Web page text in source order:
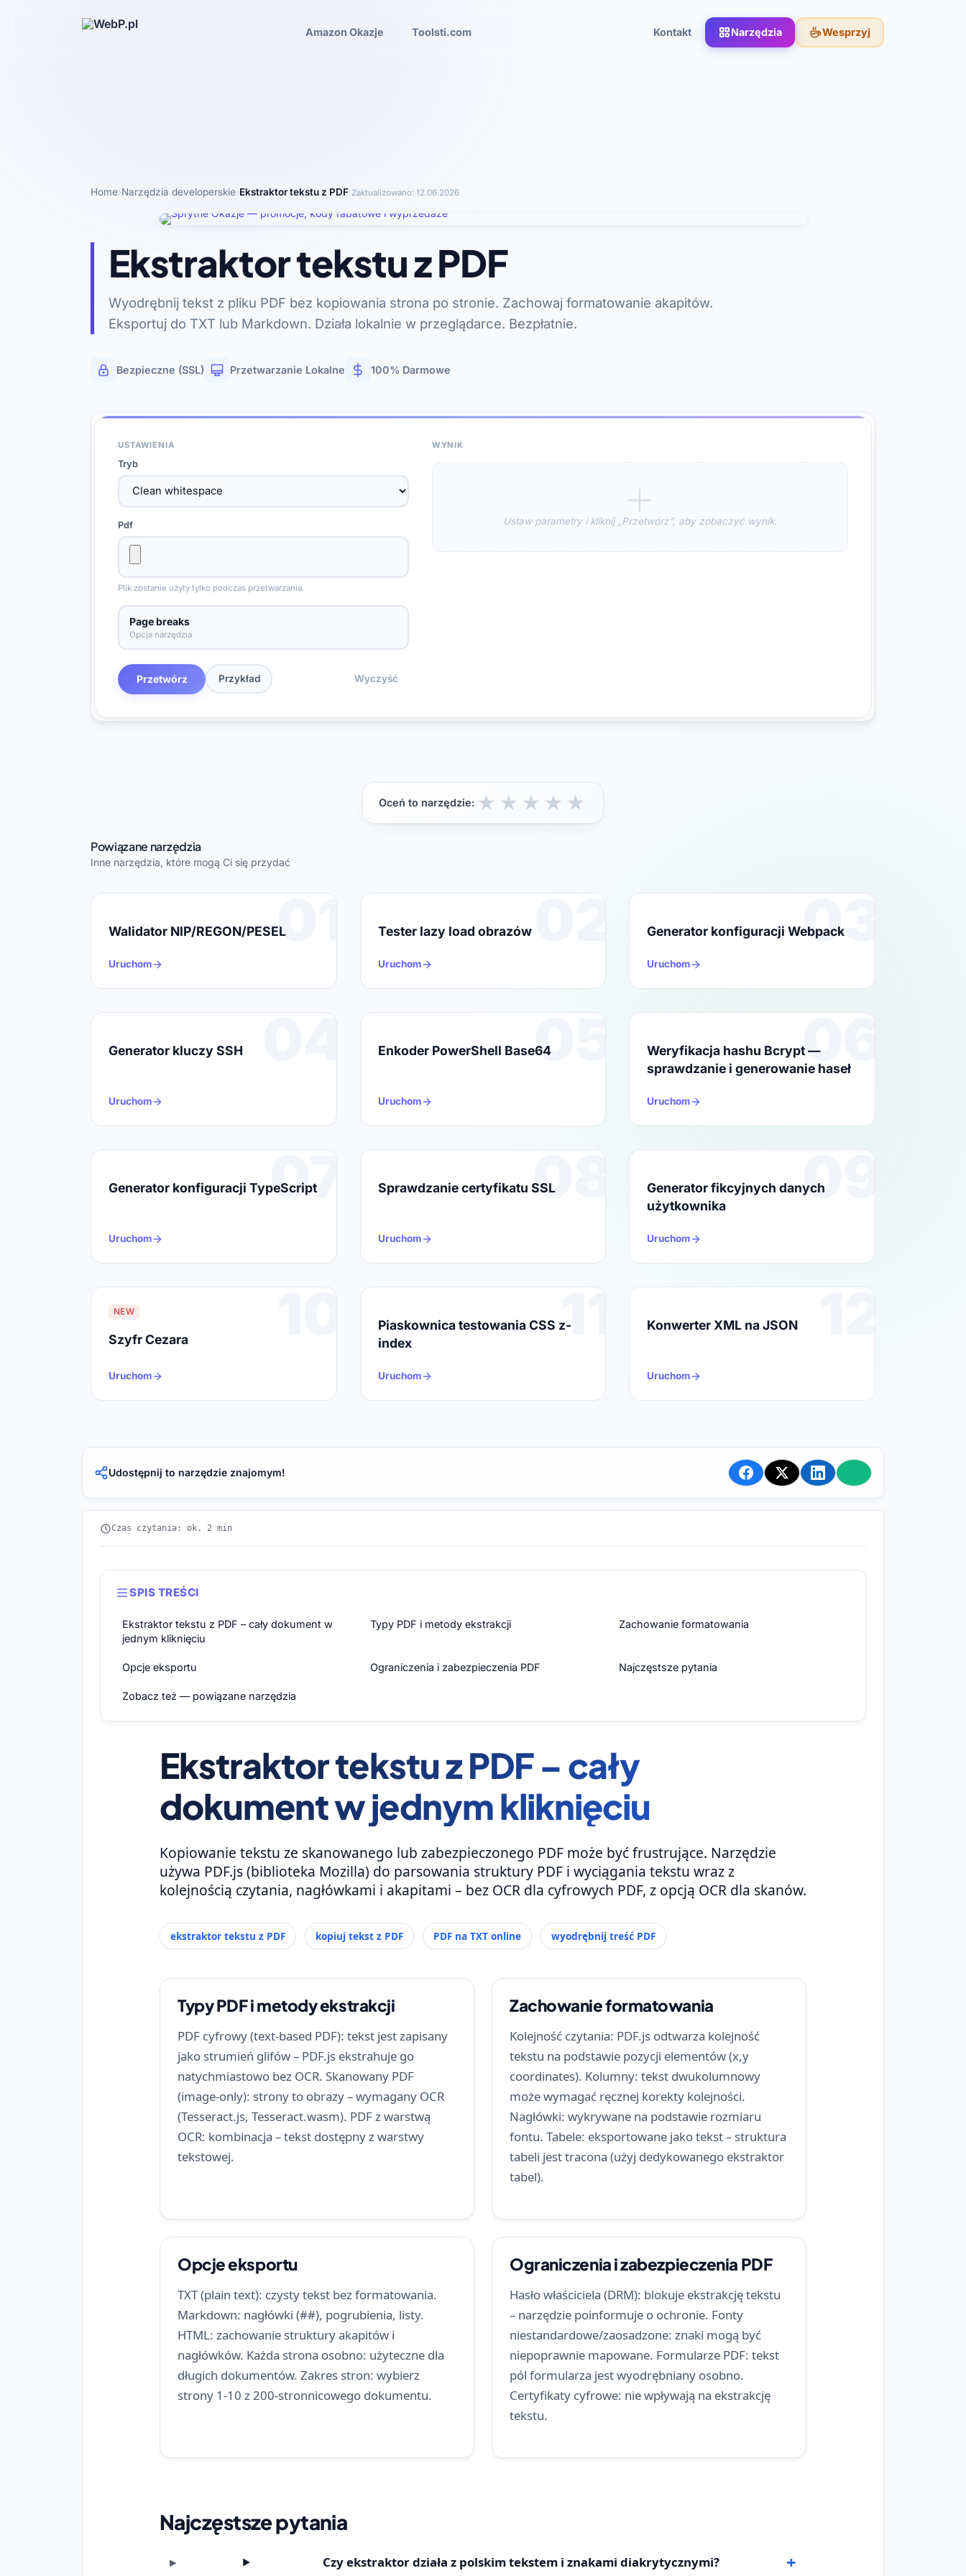
Amazon Okazje Toolsti.com Kontakt Narzędzia Wesprzyj
Home›Narzędzia developerskie›Ekstraktor tekstu z PDF·Zaktualizowano: 12.06.2026
Ekstraktor tekstu z PDF
Wyodrębnij tekst z pliku PDF bez kopiowania strona po stronie. Zachowaj formatowanie akapitów.
Eksportuj do TXT lub Markdown. Działa lokalnie w przeglądarce. Bezpłatnie.
Bezpieczne (SSL) Przetwarzanie Lokalne 100% Darmowe
USTAWIENIA
Tryb
Pdf
Plik zostanie użyty tylko podczas przetwarzania.
Page breaks
Opcja narzędzia
Przetwórz Przykład Wyczyść
WYNIK
Ustaw parametry i kliknij „Przetwórz”, aby zobaczyć wynik.
Oceń to narzędzie: ★
★
★
★
★
Powiązane narzędzia
Inne narzędzia, które mogą Ci się przydać
01
Walidator NIP/REGON/PESEL
Uruchom
02
Tester lazy load obrazów
Uruchom
03
Generator konfiguracji Webpack
Uruchom
04
Generator kluczy SSH
Uruchom
05
Enkoder PowerShell Base64
Uruchom
06
Weryfikacja hashu Bcrypt —
sprawdzanie i generowanie haseł
Uruchom
07
Generator konfiguracji TypeScript
Uruchom
08
Sprawdzanie certyfikatu SSL
Uruchom
09
Generator fikcyjnych danych
użytkownika
Uruchom
10
NEW
Szyfr Cezara
Uruchom
11
Piaskownica testowania CSS z-
index
Uruchom
12
Konwerter XML na JSON
Uruchom
Udostępnij to narzędzie znajomym!
Czas czytania: ok. 2 min
SPIS TREŚCI
Ekstraktor tekstu z PDF – cały dokument w
jednym kliknięciu
Typy PDF i metody ekstrakcji Zachowanie formatowania
Opcje eksportu Ograniczenia i zabezpieczenia PDF Najczęstsze pytania
Zobacz też — powiązane narzędzia
Ekstraktor tekstu z PDF – cały
dokument w jednym kliknięciu
Kopiowanie tekstu ze skanowanego lub zabezpieczonego PDF może być frustrujące. Narzędzie
używa PDF.js (biblioteka Mozilla) do parsowania struktury PDF i wyciągania tekstu wraz z
kolejnością czytania, nagłówkami i akapitami – bez OCR dla cyfrowych PDF, z opcją OCR dla skanów.
ekstraktor tekstu z PDF kopiuj tekst z PDF PDF na TXT online wyodrębnij treść PDF
Typy PDF i metody ekstrakcji
PDF cyfrowy (text-based PDF): tekst jest zapisany
jako strumień glifów – PDF.js ekstrahuje go
natychmiastowo bez OCR. Skanowany PDF
(image-only): strony to obrazy – wymagany OCR
(Tesseract.js, Tesseract.wasm). PDF z warstwą
OCR: kombinacja – tekst dostępny z warstwy
tekstowej.
Zachowanie formatowania
Kolejność czytania: PDF.js odtwarza kolejność
tekstu na podstawie pozycji elementów (x,y
coordinates). Kolumny: tekst dwukolumnowy
może wymagać ręcznej korekty kolejności.
Nagłówki: wykrywane na podstawie rozmiaru
fontu. Tabele: eksportowane jako tekst – struktura
tabeli jest tracona (użyj dedykowanego ekstraktor
tabel).
Opcje eksportu
TXT (plain text): czysty tekst bez formatowania.
Markdown: nagłówki (##), pogrubienia, listy.
HTML: zachowanie struktury akapitów i
nagłówków. Każda strona osobno: użyteczne dla
długich dokumentów. Zakres stron: wybierz
strony 1-10 z 200-stronnicowego dokumentu.
Ograniczenia i zabezpieczenia PDF
Hasło właściciela (DRM): blokuje ekstrakcję tekstu
– narzędzie poinformuje o ochronie. Fonty
niestandardowe/zaosadzone: znaki mogą być
niepoprawnie mapowane. Formularze PDF: tekst
pól formularza jest wyodrębniany osobno.
Certyfikaty cyfrowe: nie wpływają na ekstrakcję
tekstu.
Najczęstsze pytania
Czy ekstraktor działa z polskim tekstem i znakami diakrytycznymi?